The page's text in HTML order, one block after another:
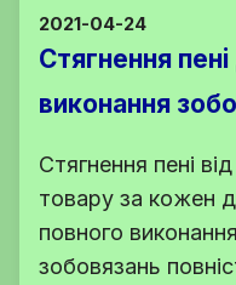
2021-04-24
Стягнення
виконання
Стягнення пені
товару за кожен
повного
зобовязань